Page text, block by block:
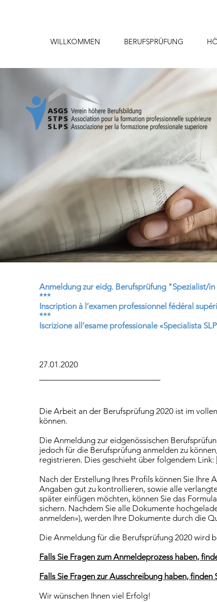
WILLKOMMEN BERUFSPRÜFUNG
Anmeldung zur eidg. Berufsprüfung "Spezialist/in
***
Inscription à l’examen professionnel fédéral
***
Iscrizione all’esame professionale «Specialista
27.01.2020
Die Arbeit an der Berufsprüfung 2020 ist im
können.
Die Anmeldung zur eidgenössischen
jedoch für die Berufsprüfung anmelden zu
registrieren. Dies geschieht über folgendem Link:
Nach der Erstellung Ihres Profils können Sie
Angaben gut zu kontrollieren, sowie alle
später einfügen möchten, können Sie das
sichern. Nachdem Sie alle Dokumente
anmelden»), werden Ihre Dokumente durch die
Die Anmeldung für die Berufsprüfung 2020 wird
Falls Sie Fragen zum Anmeldeprozess haben,
Falls Sie Fragen zur Ausschreibung haben, finden
Wir wünschen Ihnen viel Erfolg!